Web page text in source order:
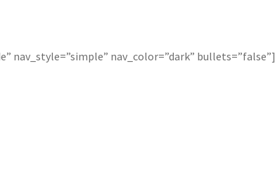
nav_style=”simple” nav_color=”dark” bullets=”false”]